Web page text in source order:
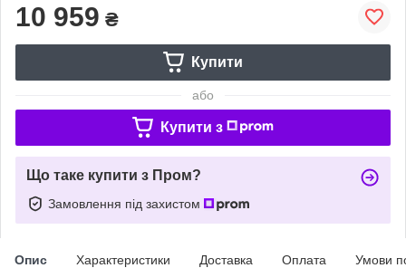
10 959 ₴
Купити
або
Купити з
Що таке купити з Пром?
Замовлення під захистом
Опис Характеристики Доставка Оплата Умови